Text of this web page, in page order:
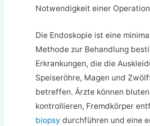
Notwendigkeit einer
Die Endoskopie ist eine
Methode zur Behandlung
Erkrankungen, die die
Speiseröhre, Magen und
betreffen. Ärzte können
kontrollieren, Fremdkörper
biopsy durchführen und eine